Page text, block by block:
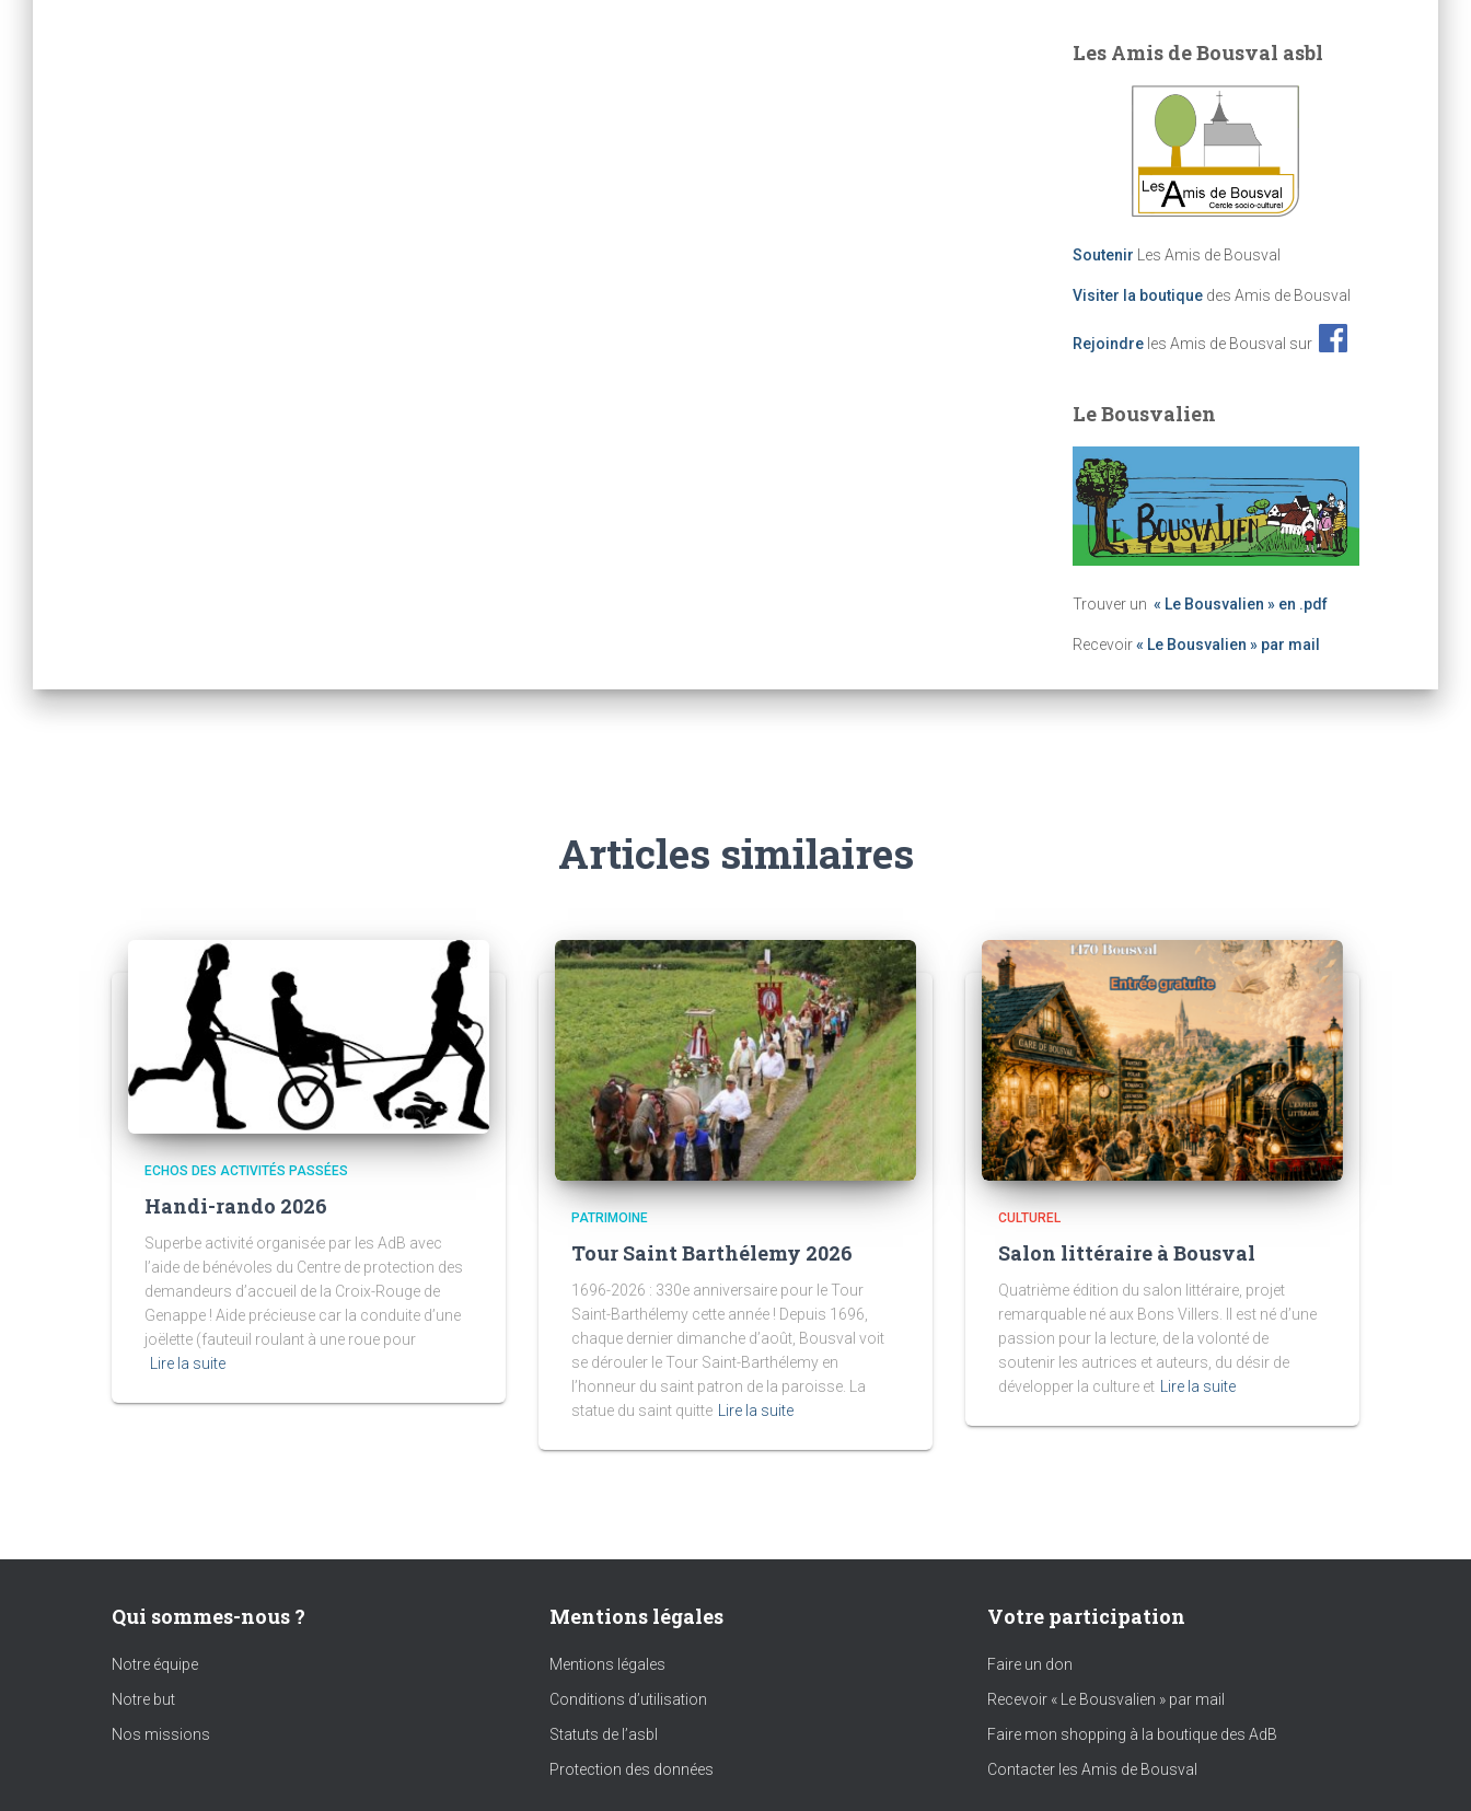
Les Amis de Bousval asbl
Soutenir Les Amis de Bousval
Visiter la boutiquedes Amis de Bousval
Rejoindreles Amis de Bousval sur
Le Bousvalien
Trouver un « Le Bousvalien » en .pdf
Recevoir« Le Bousvalien » par mail
Articles similaires
ECHOS DES ACTIVITÉS PASSÉES
Handi-rando 2026
Superbe activité organisée par les AdB avec
l’aide de bénévoles du Centre de protection des
demandeurs d’accueil de la Croix-Rouge de
Genappe ! Aide précieuse car la conduite d’une
joëlette (fauteuil roulant à une roue pour
Lire la suite
PATRIMOINE
Tour Saint Barthélemy 2026
1696-2026 : 330e anniversaire pour le Tour
Saint-Barthélemy cette année ! Depuis 1696,
chaque dernier dimanche d’août, Bousval voit
se dérouler le Tour Saint-Barthélemy en
l’honneur du saint patron de la paroisse. La
statue du saint quitte
Lire la suite
CULTUREL
Salon littéraire à Bousval
Quatrième édition du salon littéraire, projet
remarquable né aux Bons Villers. Il est né d’une
passion pour la lecture, de la volonté de
soutenir les autrices et auteurs, du désir de
développer la culture et
Lire la suite
Qui sommes-nous ?
Notre équipe
Notre but
Nos missions
Mentions légales
Mentions légales
Conditions d’utilisation
Statuts de l’asbl
Protection des données
Votre participation
Faire un don
Recevoir « Le Bousvalien » par mail
Faire mon shopping à la boutique des AdB
Contacter les Amis de Bousval